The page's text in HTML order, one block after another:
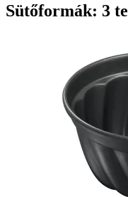
Sütőformák: 3